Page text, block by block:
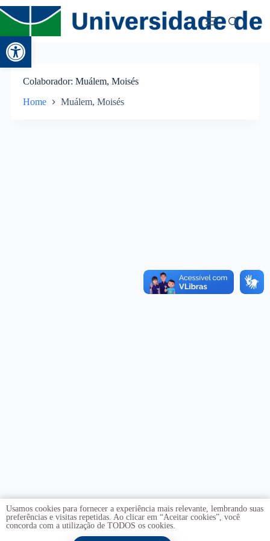
Abrir a barra de ferramentas
Colaborador Muálem, Moisés
Home Muálem, Moisés
Usamos cookies para fornecer a experiência mais relevante, lembrando suas
preferências e visitas repetidas. Ao clicar em “Aceitar cookies”, você
concorda com a utilização de TODOS os cookies.